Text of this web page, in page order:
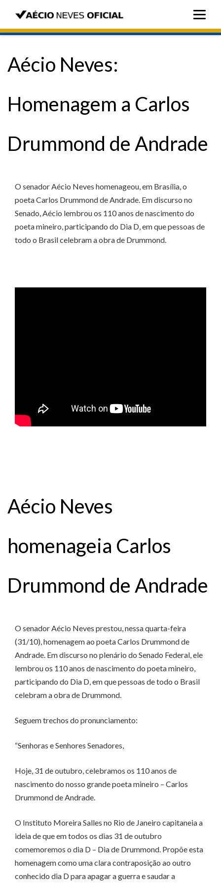
Aécio Neves:
Homenagem a Carlos
Drummond de Andrade
O senador Aécio Neves homenageou, em Brasília, o
poeta Carlos Drummond de Andrade. Em discurso no
Senado, Aécio lembrou os 110 anos de nascimento do
poeta mineiro, participando do Dia D, em que pessoas de
todo o Brasil celebram a obra de Drummond.
Aécio Neves
homenageia Carlos
Drummond de Andrade
O senador Aécio Neves prestou, nessa quarta-feira
(31/10), homenagem ao poeta Carlos Drummond de
Andrade. Em discurso no plenário do Senado Federal, ele
lembrou os 110 anos de nascimento do poeta mineiro,
participando do Dia D, em que pessoas de todo o Brasil
celebram a obra de Drummond.
Seguem trechos do pronunciamento:
“Senhoras e Senhores Senadores,
Hoje, 31 de outubro, celebramos os 110 anos de
nascimento do nosso grande poeta mineiro – Carlos
Drummond de Andrade.
O Instituto Moreira Salles no Rio de Janeiro capitaneia a
ideia de que em todos os dias 31 de outubro
comemoremos o dia D – Dia de Drummond. Propõe esta
homenagem como uma clara contraposição ao outro
conhecido dia D para apagar a guerra e saudar a